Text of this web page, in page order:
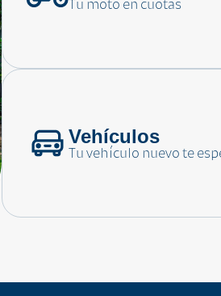
Tu moto en cuotas
Vehículos
Tu vehículo nuevo te